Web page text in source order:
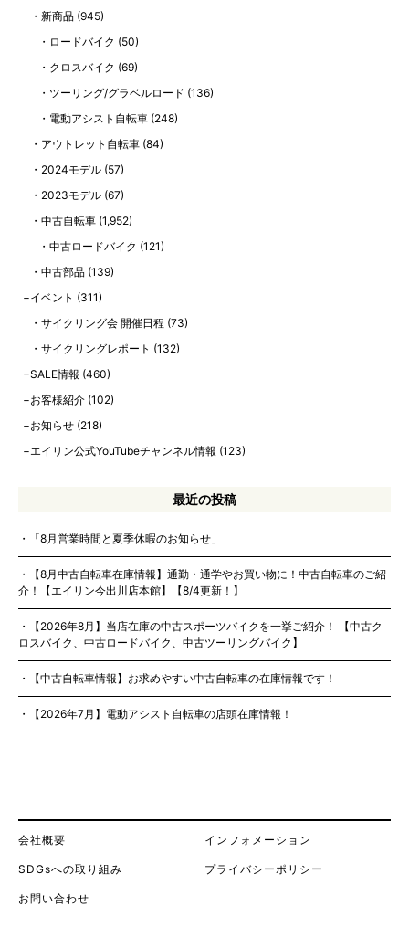
新商品 (945)
ロードバイク (50)
クロスバイク (69)
ツーリング/グラベルロード (136)
電動アシスト自転車(248)
アウトレット自転車 (84)
2024モデル (57)
2023モデル (67)
中古自転車 (1,952)
中古ロードバイク (121)
中古部品 (139)
イベント (311)
サイクリング会 開催日程 (73)
サイクリングレポート (132)
SALE情報 (460)
お客様紹介 (102)
お知らせ (218)
エイリン公式YouTubeチャンネル情報 (123)
最近の投稿
「8月営業時間と夏季休暇のお知らせ」
【8月中古自転車在庫情報】通勤・通学やお買い物に！中古自転車のご紹
介！【エイリン今出川店本館】【8/4更新！】
【2026年8月】当店在庫の中古スポーツバイクを一挙ご紹介！ 【中古ク
ロスバイク、中古ロードバイク、中古ツーリングバイク】
【中古自転車情報】お求めやすい中古自転車の在庫情報です！
【2026年7月】電動アシスト自転車の店頭在庫情報！
会社概要 インフォメーション
SDGsへの取り組み プライバシーポリシー
お問い合わせ